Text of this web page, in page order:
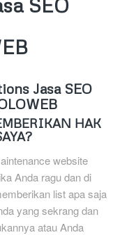
SEO
Jasa SEO
HAK
website
Anda ragu dan di
list apa saja
yang sekrang dan
atau Anda